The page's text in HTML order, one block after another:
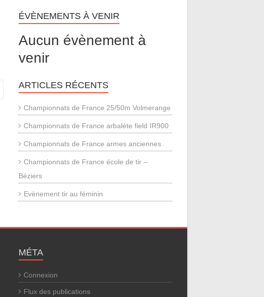
ÉVÈNEMENTS À VENIR
Aucun évènement à
venir
ARTICLES RÉCENTS
Championnats de France 25/50m Volmerange
Championnats de France arbalète field IR900
Championnats de France armes anciennes
Championnats de France école de tir –
Béziers
Evènement tir au féminin
MÉTA
Connexion
Flux des publications